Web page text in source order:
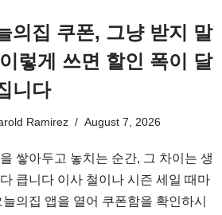
의집 쿠폰, 그냥 받지 말
렇게 쓰면 할인 폭이 달
니다
Ramirez August 7, 2026
쌓아두고 놓치는 순간, 그 차이는 생
큽니다 이사 철이나 시즌 세일 때마
늘의집 앱을 열어 쿠폰함을 확인하시